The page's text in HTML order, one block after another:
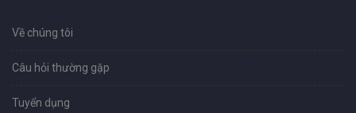
Về chúng tôi
Câu hỏi thường gặp
Tuyển dụng